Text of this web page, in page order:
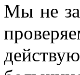
Мы не